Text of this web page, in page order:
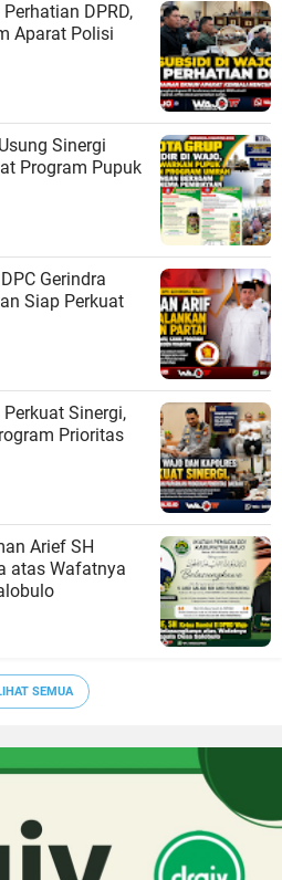
DPRD,
Aparat Polisi
Sinergi
Program Pupuk
Gerindra
Siap Perkuat
Sinergi,
Prioritas
Arief SH
atas Wafatnya
SEMUA